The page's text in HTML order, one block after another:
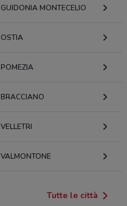
GUIDONIA MONTECELIO
OSTIA
POMEZIA
BRACCIANO
VELLETRI
VALMONTONE
Tutte le città